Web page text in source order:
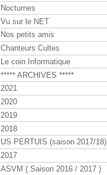
Nocturnes
Vu sur le NET
Nos petits amis
Chanteurs Cultes
Le coin Informatique
***** ARCHIVES *****
2021
2020
2019
2018
US PERTUIS (saison 2017/18)
2017
ASVM ( Saison 2016 / 2017 )